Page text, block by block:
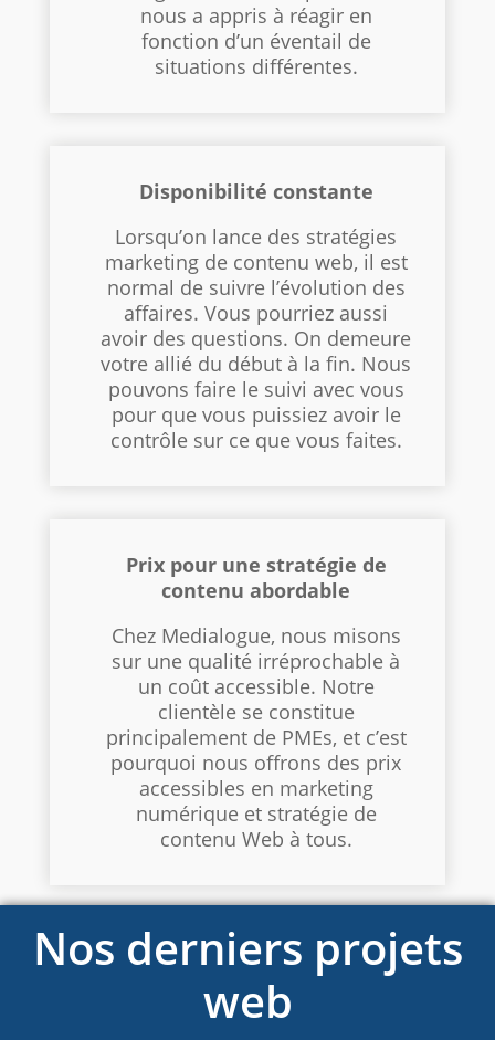
nous a appris à réagir en
fonction d’un éventail de
situations différentes.
Disponibilité constante
Lorsqu’on lance des stratégies
marketing de contenu web, il est
normal de suivre l’évolution des
affaires. Vous pourriez aussi
avoir des questions. On demeure
votre allié du début à la fin. Nous
pouvons faire le suivi avec vous
pour que vous puissiez avoir le
contrôle sur ce que vous faites.
Prix pour une stratégie de
contenu abordable
Chez Medialogue, nous misons
sur une qualité irréprochable à
un coût accessible. Notre
clientèle se constitue
principalement de PMEs, et c’est
pourquoi nous offrons des prix
accessibles en marketing
numérique et stratégie de
contenu Web à tous.
Nos derniers projets
web